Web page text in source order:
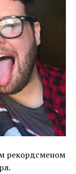
рекордсменом